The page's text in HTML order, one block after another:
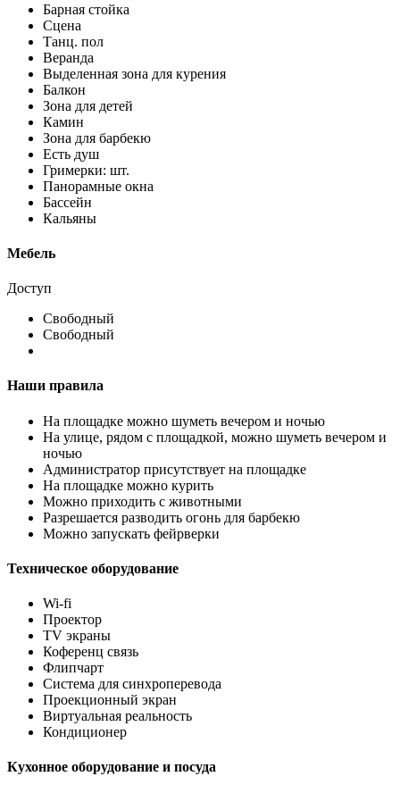
Барная стойка
Сцена
Танц. пол
Веранда
Выделенная зона для курения
Балкон
Зона для детей
Камин
Зона для барбекю
Есть душ
Гримерки: шт.
Панорамные окна
Бассейн
Кальяны
Мебель
Доступ
Свободный
Свободный
Наши правила
На площадке можно шуметь вечером и ночью
На улице, рядом с площадкой, можно шуметь вечером и
ночью
Администратор присутствует на площадке
На площадке можно курить
Можно приходить с животными
Разрешается разводить огонь для барбекю
Можно запускать фейрверки
Техническое оборудование
Wi-fi
Проектор
TV экраны
Коференц связь
Флипчарт
Система для синхроперевода
Проекционный экран
Виртуальная реальность
Кондиционер
Кухонное оборудование и посуда